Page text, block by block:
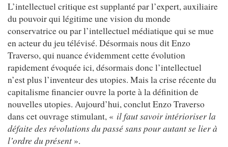
L’intellectuel critique est supplanté par l’expert, auxiliaire
du pouvoir qui légitime une vision du monde
conservatrice ou par l’intellectuel médiatique qui se mue
en acteur du jeu télévisé. Désormais nous dit Enzo
Traverso, qui nuance évidemment cette évolution
rapidement évoquée ici, désormais donc l’intellectuel
n’est plus l’inventeur des utopies. Mais la crise récente du
capitalisme financier ouvre la porte à la définition de
nouvelles utopies. Aujourd’hui, conclut Enzo Traverso
dans cet ouvrage stimulant, « il faut savoir intérioriser la
défaite des révolutions du passé sans pour autant se lier à
l’ordre du présent ».